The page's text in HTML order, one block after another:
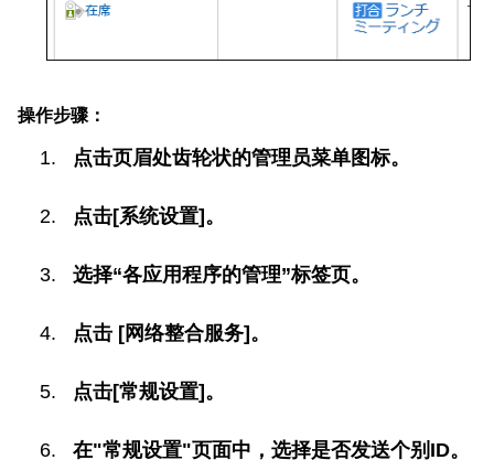
操作步骤：
点击页眉处齿轮状的管理员菜单图标。
点击[系统设置]。
选择“各应用程序的管理”标签页。
点击 [网络整合服务]。
点击[常规设置]。
在"常规设置"页面中，选择是否发送个别ID。